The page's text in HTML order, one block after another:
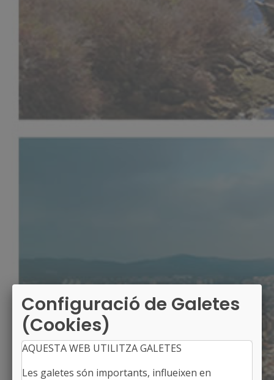
Configuració de Galetes
(Cookies)
AQUESTA WEB UTILITZA GALETES
Les galetes són importants, influeixen en